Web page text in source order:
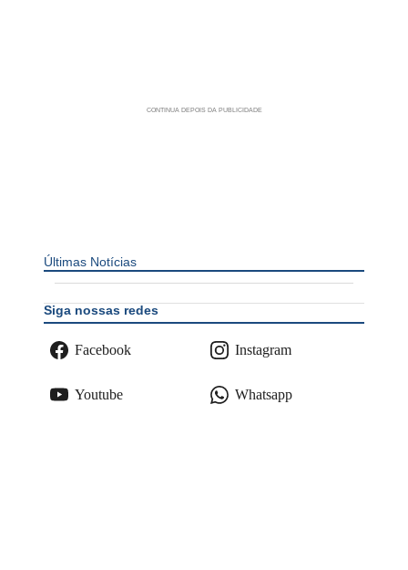
Últimas Notícias
Siga nossas redes
Facebook Instagram
Youtube Whatsapp